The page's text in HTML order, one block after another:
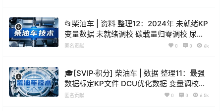
📂柴油车 | 资料 整理12：2024年 未就绪KP
变量数据 未就绪调校 碳载量归零调校 尿素
液位调校视频课程（10.5G）
匿名贡献 0 0 6k
🎓[SVIP·积分] 柴油车 | 数据 整理11：最强
数据标定KP文件 DCU优化数据 变量调校表
调动力 油耗 DPF（1万份 24G）
匿名贡献 0 0 6.5k